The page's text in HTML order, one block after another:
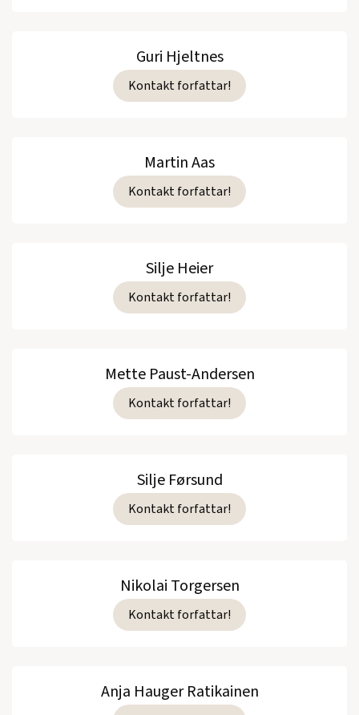
Guri Hjeltnes
Kontakt forfattar!
Martin Aas
Kontakt forfattar!
Silje Heier
Kontakt forfattar!
Mette Paust-Andersen
Kontakt forfattar!
Silje Førsund
Kontakt forfattar!
Nikolai Torgersen
Kontakt forfattar!
Anja Hauger Ratikainen